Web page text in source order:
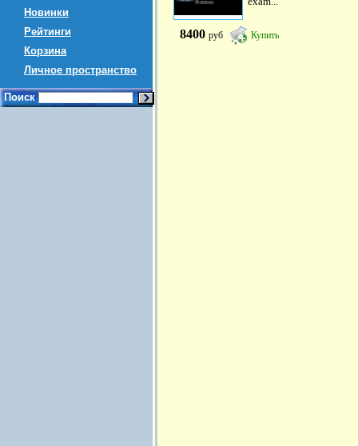
Новинки
Рейтинги
Корзина
Личное пространство
Поиск
8400 руб Купить